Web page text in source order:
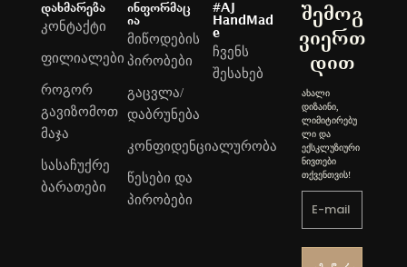
დახმარება
კონტაქტი
ფილიალები
როგორ
გავიზომოთ
მაჯა
სასაჩუქრე
ბარათები
ინფორმაც
ია
მიწოდების
პირობები
გაცვლა/
დაბრუნება
კონფიდენციალურობა
წესები და
პირობები
#AJ
HandMad
e
ჩვენს
შესახებ
შემოგ
ვიერთ
დით
ახალი
დიზაინი,
ლიმიტირებუ
ლი და
ექსკლუზიური
ნივთები
თქვენთვის!
Გამოწერა